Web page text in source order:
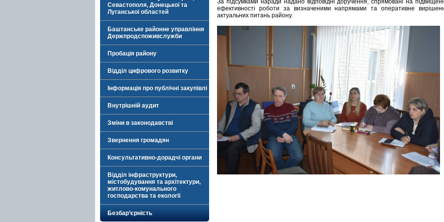
Севастополя, Донецької та
Луганської областей
Баштанське районне управління
Держпродспоживслужби
Пробація району
Відділ цифрового розвитку
Інформація про публічні закупівлі
Внутрішній аудит
Зміни в законодавстві
Звернення громадян
Консультативно-дорадчі органи
Відділ інфраструктури,
містобудування та архітектури,
житлово-комунального
господарства та екології
Безбар’єрність
За підсумками наради надано відповідні доручення, спрямовані на
ефективності роботи за визначеними напрямами та оперативне
актуальних питань району.